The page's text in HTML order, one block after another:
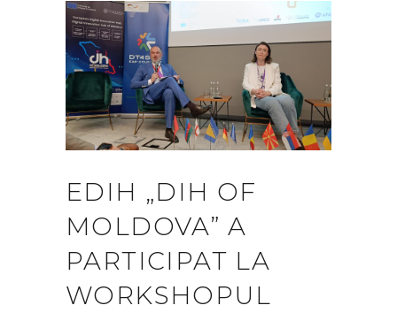
EDIH „DIH OF
MOLDOVA” A
PARTICIPAT LA
WORKSHOPUL